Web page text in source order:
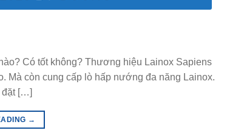
Có tốt không? Thương hiệu Lainox Sapiens
Mà còn cung cấp lò hấp nướng đa năng Lainox.
đặt […]
→